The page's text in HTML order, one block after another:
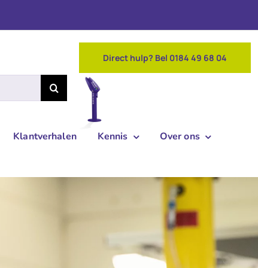
Direct hulp? Bel 0184 49 68 04
Klantverhalen Kennis
Over ons